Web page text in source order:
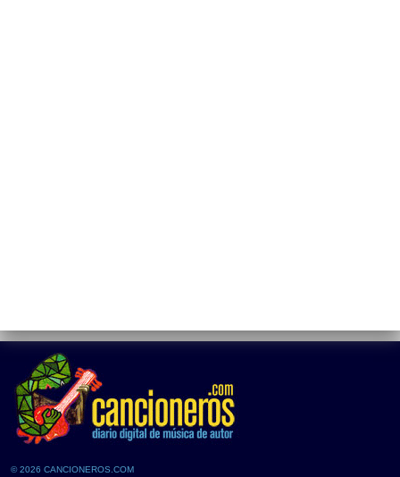
© 2026 CANCIONEROS.COM